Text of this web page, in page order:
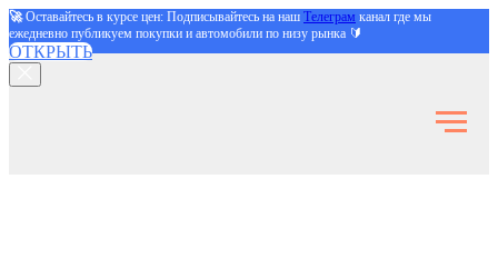
🚀Оставайтесь в курсе цен: Подписывайтесь на наш Телеграм канал где мы
ежедневно публикуем покупки и автомобили по низу рынка 🔰
ОТКРЫТЬ